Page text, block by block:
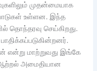
முதன்மையாக
உள்ளன. இந்த
தொந்தரவு செய்கிறது.
என்று மாற்றுவது இங்கே
ஆற்றல் அமைதியான